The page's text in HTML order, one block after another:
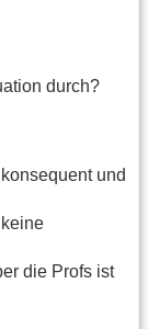
durch?
und
die Profs ist